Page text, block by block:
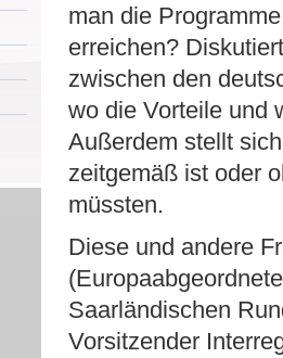
man die
erreichen?
zwischen den
wo die Vorteile und
Außerdem stellt
zeitgemäß ist oder
müssten.
Diese und andere
Saarländischen
Vorsitzender